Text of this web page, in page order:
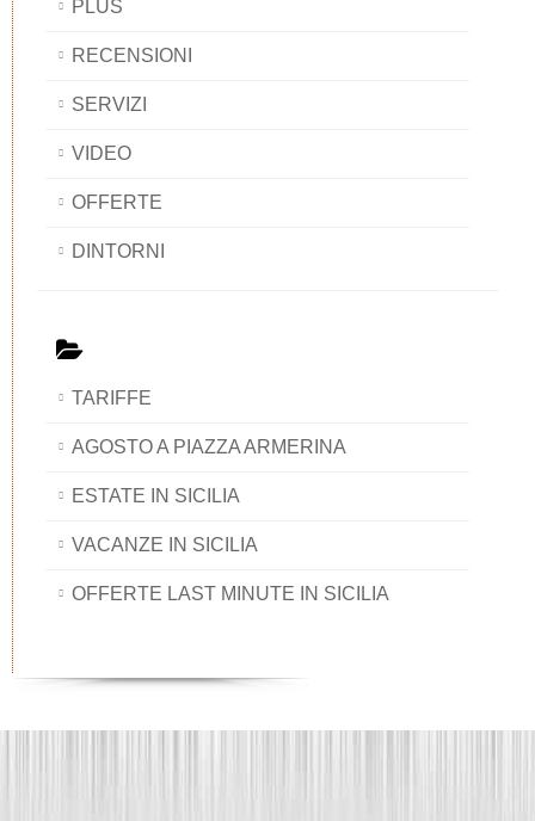
PLUS
RECENSIONI
SERVIZI
VIDEO
OFFERTE
DINTORNI
TARIFFE
AGOSTO A PIAZZA ARMERINA
ESTATE IN SICILIA
VACANZE IN SICILIA
OFFERTE LAST MINUTE IN SICILIA